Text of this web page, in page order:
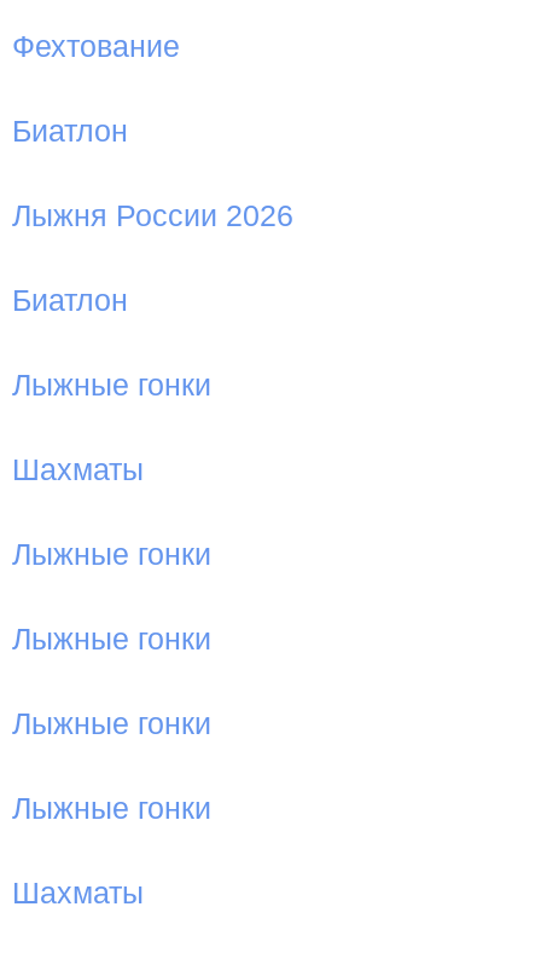
Фехтование
Биатлон
Лыжня России 2026
Биатлон
Лыжные гонки
Шахматы
Лыжные гонки
Лыжные гонки
Лыжные гонки
Лыжные гонки
Шахматы